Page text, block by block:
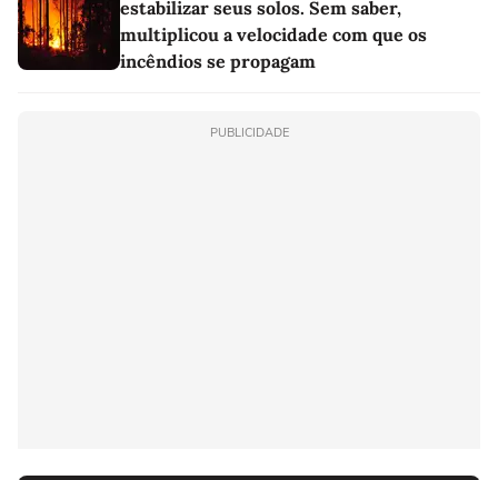
estabilizar seus solos. Sem saber,
multiplicou a velocidade com que os
incêndios se propagam
PUBLICIDADE